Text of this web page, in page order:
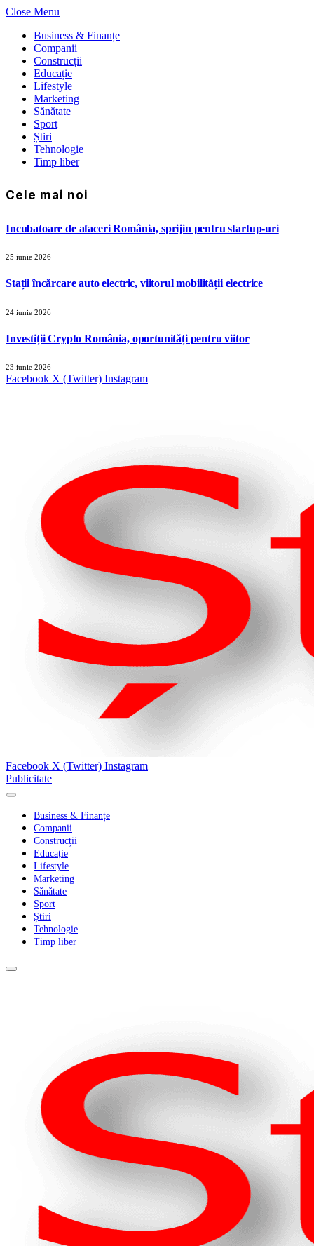
Close Menu
Business & Finanțe
Companii
Construcții
Educație
Lifestyle
Marketing
Sănătate
Sport
Știri
Tehnologie
Timp liber
Cele mai noi
Incubatoare de afaceri România, sprijin pentru startup-uri
25 iunie 2026
Stații încărcare auto electric, viitorul mobilității electrice
24 iunie 2026
Investiții Crypto România, oportunități pentru viitor
23 iunie 2026
Facebook X (Twitter) Instagram
Facebook X (Twitter) Instagram
Publicitate
Business & Finanțe
Companii
Construcții
Educație
Lifestyle
Marketing
Sănătate
Sport
Știri
Tehnologie
Timp liber